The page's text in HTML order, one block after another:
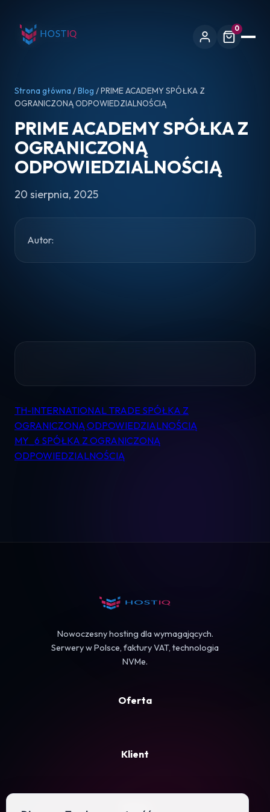
0
Pomoc
Kontakt
Strona główna /Blog / PRIME ACADEMY SPÓŁKA Z
OGRANICZONĄ ODPOWIEDZIALNOŚCIĄ
PRIME ACADEMY SPÓŁKA Z
OGRANICZONĄ
ODPOWIEDZIALNOŚCIĄ
20 sierpnia, 2025
Autor:
Nawigacja
wpisu
TH-INTERNATIONAL TRADE SPÓŁKA Z
OGRANICZONĄ ODPOWIEDZIALNOŚCIĄ
MY_6 SPÓŁKA Z OGRANICZONĄ
ODPOWIEDZIALNOŚCIĄ
Nowoczesny hosting dla wymagających.
Serwery w Polsce, faktury VAT, technologia
NVMe.
Oferta
Klient
Firma